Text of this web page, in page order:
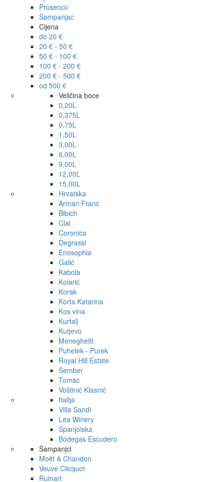
Prosecco
Šampanjac
Cijena
do 20 €
20 € - 50 €
50 € - 100 €
100 € - 200 €
200 € - 500 €
od 500 €
Veličina boce
0,20L
0,375L
0,75L
1,50L
3,00L
6,00L
9,00L
12,00L
15,00L
Hrvatska
Arman Franc
Bibich
Clai
Coronica
Degrassi
Enosophia
Galić
Kabola
Kolarić
Korak
Korta Katarina
Kos vina
Kurtalj
Kutjevo
Meneghetti
Puhelek - Purek
Royal Hill Estate
Šember
Tomac
Voštinić Klasnić
Italija
Villa Sandi
Lea Winery
Španjolska
Bodegas Escudero
Šampanjci
Moët & Chandon
Veuve Clicquot
Ruinart